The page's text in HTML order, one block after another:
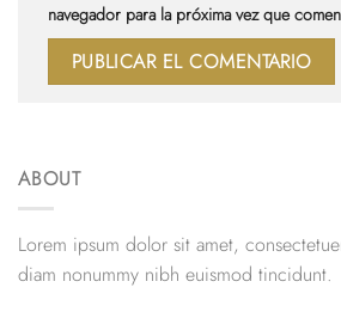
navegador para la próxima vez que
ABOUT
Lorem ipsum dolor sit amet,
diam nonummy nibh euismod tincidunt.